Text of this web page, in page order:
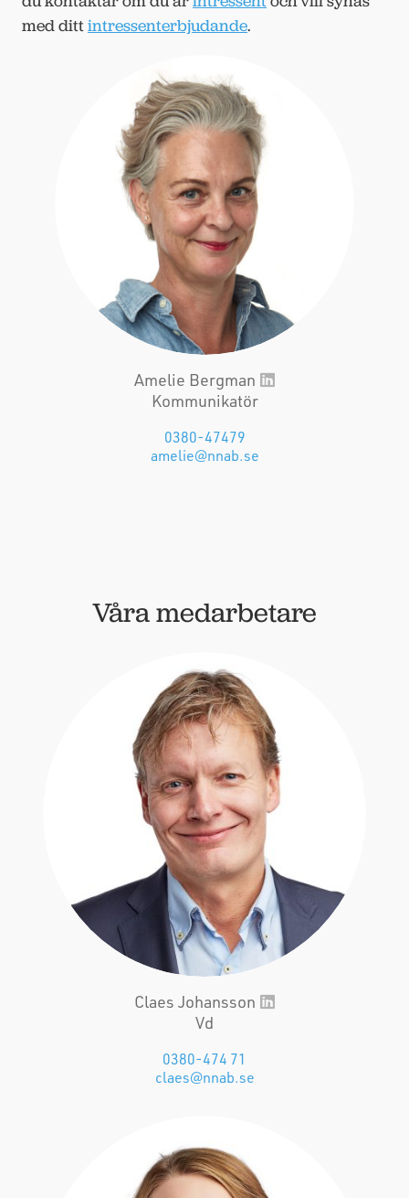
med dittintressenterbjudande.
Amelie Bergman
Kommunikatör
0380-47479
amelie@nnab.se
Våra medarbetare
Claes Johansson
Vd
0380-474 71
claes@nnab.se